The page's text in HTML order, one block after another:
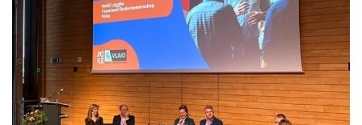
VANDERSMISSEN
FEESTSERVICE